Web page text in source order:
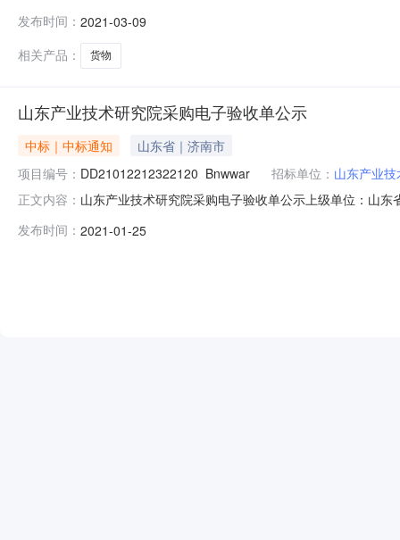
发布时间： 2021-03-09
相关产品：
货物
山东产业技术研究院采购电子验收单公示
中标｜中标通知
山东省｜济南市
项目编号： DD21012212322120_Bnwwar 招标单位： 山东产业
正文内容： 山东产业技术研究院采购电子验收单公示上级单位：山
发布时间： 2021-01-25